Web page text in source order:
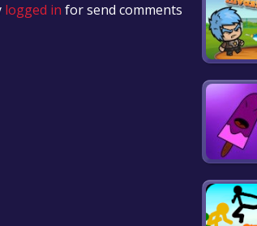
logged in for send comments